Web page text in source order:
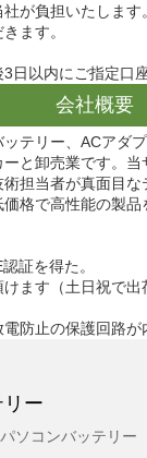
が負担いたしま
ます。
日以内にご指定口
会社概要
テリー、ACアダ
と卸売業です。
担当者が真面目な
格で高性能の製品
証を得た。
ます（土日祝で出
防止の保護回路が
ー
ソコンバッテリー